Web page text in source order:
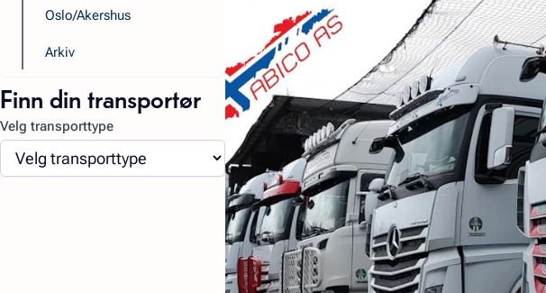
Oslo/Akershus
Arkiv
Finn din transportør
Velg transporttype